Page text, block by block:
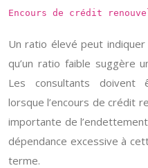
Encours de crédit
Un ratio élevé peut
qu’un ratio faible suggère
Les consultants doivent
lorsque l’encours de crédit
importante de
dépendance excessive à
terme.